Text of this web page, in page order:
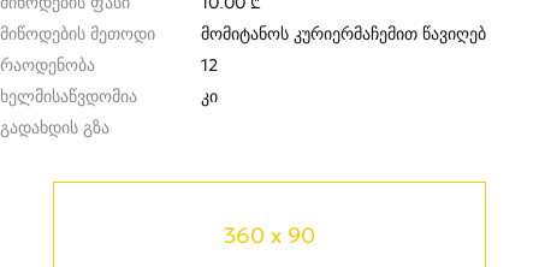
მიწოდების მეთოდი
მომიტანოს კურიერმაჩემით წავიღებ
რაოდენობა
12
ხელმისაწვდომია
კი
გადახდის გზა
360 x 90